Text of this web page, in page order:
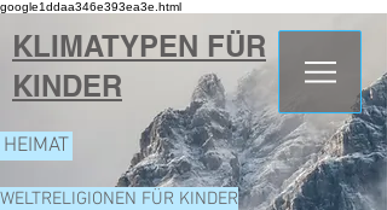
google1ddaa346e393ea3e.html
HEIMAT
WELTRELIGIONEN FÜR KINDER
KLIMATYPEN FÜR
KINDER